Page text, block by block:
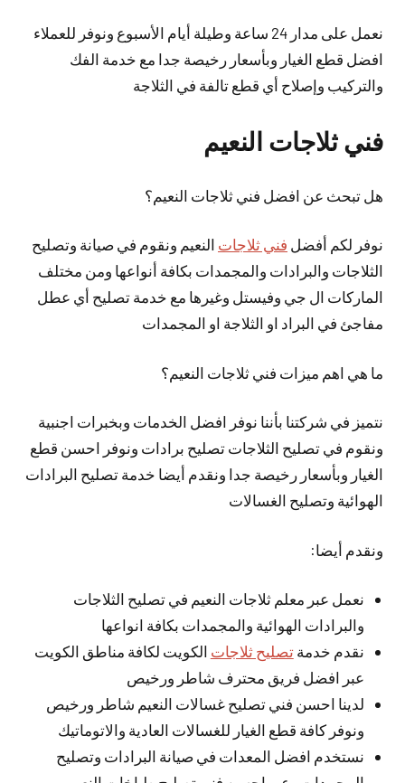
نعمل على مدار 24 ساعة وطيلة أيام الأسبوع ونوفر للعملاء
افضل قطع الغيار وبأسعار رخيصة جدا مع خدمة الفك
والتركيب وإصلاح أي قطع تالفة في الثلاجة
فني ثلاجات النعيم
هل تبحث عن افضل فني ثلاجات النعيم؟
نوفر لكم أفضل فني ثلاجات النعيم ونقوم في صيانة وتصليح
الثلاجات والبرادات والمجمدات بكافة أنواعها ومن مختلف
الماركات ال جي وفيستل وغيرها مع خدمة تصليح أي عطل
مفاجئ في البراد او الثلاجة او المجمدات
ما هي اهم ميزات فني ثلاجات النعيم؟
نتميز في شركتنا بأننا نوفر افضل الخدمات وبخبرات اجنبية
ونقوم في تصليح الثلاجات تصليح برادات ونوفر احسن قطع
الغيار وبأسعار رخيصة جدا ونقدم أيضا خدمة تصليح البرادات
الهوائية وتصليح الغسالات
ونقدم أيضا:
نعمل عبر معلم ثلاجات النعيم في تصليح الثلاجات
والبرادات الهوائية والمجمدات بكافة انواعها
نقدم خدمةتصليح ثلاجات الكويت لكافة مناطق الكويت
عبر افضل فريق محترف شاطر ورخيص
لدينا احسن فني تصليح غسالات النعيم شاطر ورخيص
ونوفر كافة قطع الغيار للغسالات العادية والاتوماتيك
نستخدم افضل المعدات في صيانة البرادات وتصليح